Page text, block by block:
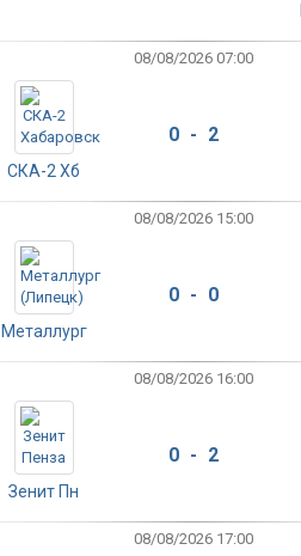
08/08/2026 07:00
СКА-2 Хб
0 - 2
08/08/2026 15:00
Металлург
0 - 0
08/08/2026 16:00
Зенит Пн
0 - 2
08/08/2026 17:00